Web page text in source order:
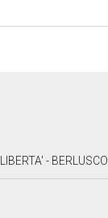
LIBERTA' -